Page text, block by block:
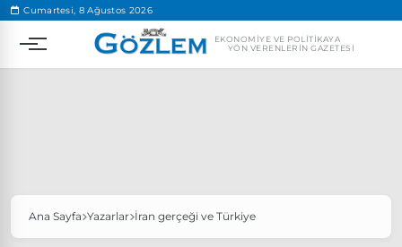
Cumartesi, 8 Ağustos 2026
EKONOMIYE VE POLITIKAYA
YÖN VERENLERIN GAZETESI
Popüler Aramalar
Ana Sayfa Yazarlar İran gerçeği ve Türkiye